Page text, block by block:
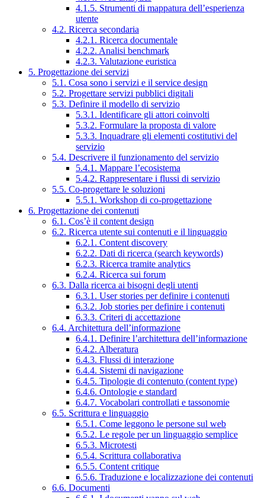
4.1.5. Strumenti di mappatura dell’esperienza
utente
4.2. Ricerca secondaria
4.2.1. Ricerca documentale
4.2.2. Analisi benchmark
4.2.3. Valutazione euristica
5. Progettazione dei servizi
5.1. Cosa sono i servizi e il service design
5.2. Progettare servizi pubblici digitali
5.3. Definire il modello di servizio
5.3.1. Identificare gli attori coinvolti
5.3.2. Formulare la proposta di valore
5.3.3. Inquadrare gli elementi costitutivi del
servizio
5.4. Descrivere il funzionamento del servizio
5.4.1. Mappare l’ecosistema
5.4.2. Rappresentare i flussi di servizio
5.5. Co-progettare le soluzioni
5.5.1. Workshop di co-progettazione
6. Progettazione dei contenuti
6.1. Cos’è il content design
6.2. Ricerca utente sui contenuti e il linguaggio
6.2.1. Content discovery
6.2.2. Dati di ricerca (search keywords)
6.2.3. Ricerca tramite analytics
6.2.4. Ricerca sui forum
6.3. Dalla ricerca ai bisogni degli utenti
6.3.1. User stories per definire i contenuti
6.3.2. Job stories per definire i contenuti
6.3.3. Criteri di accettazione
6.4. Architettura dell’informazione
6.4.1. Definire l’architettura dell’informazione
6.4.2. Alberatura
6.4.3. Flussi di interazione
6.4.4. Sistemi di navigazione
6.4.5. Tipologie di contenuto (content type)
6.4.6. Ontologie e standard
6.4.7. Vocabolari controllati e tassonomie
6.5. Scrittura e linguaggio
6.5.1. Come leggono le persone sul web
6.5.2. Le regole per un linguaggio semplice
6.5.3. Microtesti
6.5.4. Scrittura collaborativa
6.5.5. Content critique
6.5.6. Traduzione e localizzazione dei contenuti
6.6. Documenti